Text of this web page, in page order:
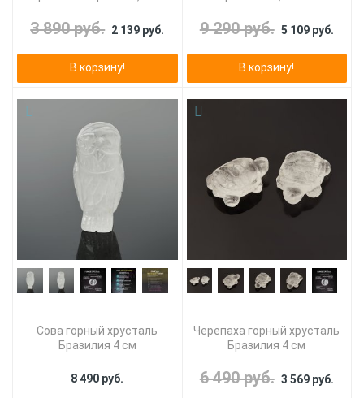
3 890 руб. 2 139 руб.
В корзину!
9 290 руб. 5 109 руб.
В корзину!
Сова горный хрусталь
Бразилия 4 см
8 490 руб.
Черепаха горный хрусталь
Бразилия 4 см
6 490 руб. 3 569 руб.